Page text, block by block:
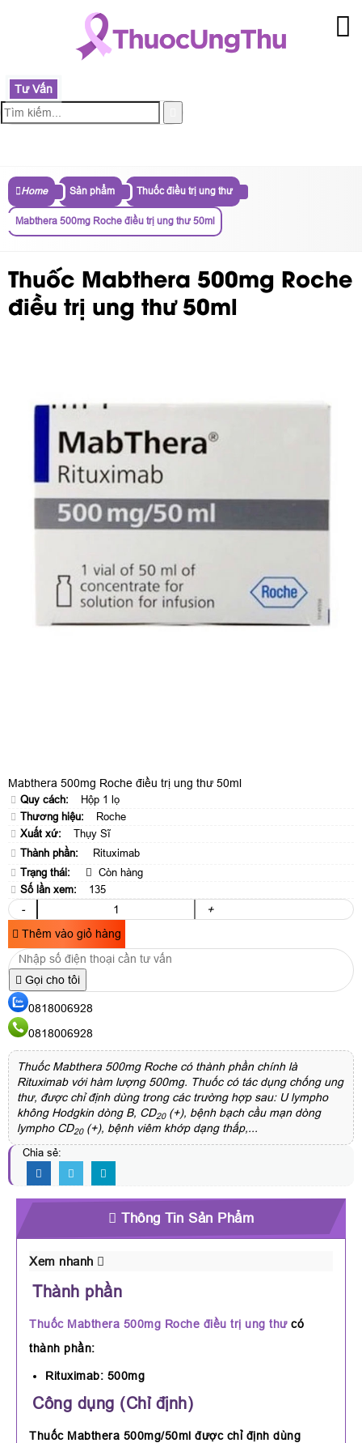
Tư Vấn
Home Sản phẩm Thuốc điều trị ung thư
Mabthera 500mg Roche điều trị ung thư 50ml
Thuốc Mabthera 500mg Roche
điều trị ung thư 50ml
Mabthera 500mg Roche điều trị ung thư 50ml
Quy cách:
Hộp 1 lọ
Thương hiệu:
Roche
Xuất xứ:
Thụy Sĩ
Thành phần:
Rituximab
Trạng thái:
Còn hàng
Số lần xem:
135
-
+
Thêm vào giỏ hàng
Gọi cho tôi
0818006928
0818006928
Thuốc Mabthera 500mg Roche có thành phần chính là
Rituximab với hàm lượng 500mg. Thuốc có tác dụng chống ung
thư, được chỉ định dùng trong các trường hợp sau: U lympho
không Hodgkin dòng B, CD20(+), bệnh bạch cầu mạn dòng
lympho CD20(+), bệnh viêm khớp dạng thấp,...
Chia sẻ:
Thông Tin Sản Phẩm
Xem nhanh
Thành phần
Thuốc Mabthera 500mg Roche điều trị ung thưcó
thành phần:
Rituximab: 500mg
Công dụng (Chỉ định)
Thuốc Mabthera 500mg/50ml được chỉ định dùng